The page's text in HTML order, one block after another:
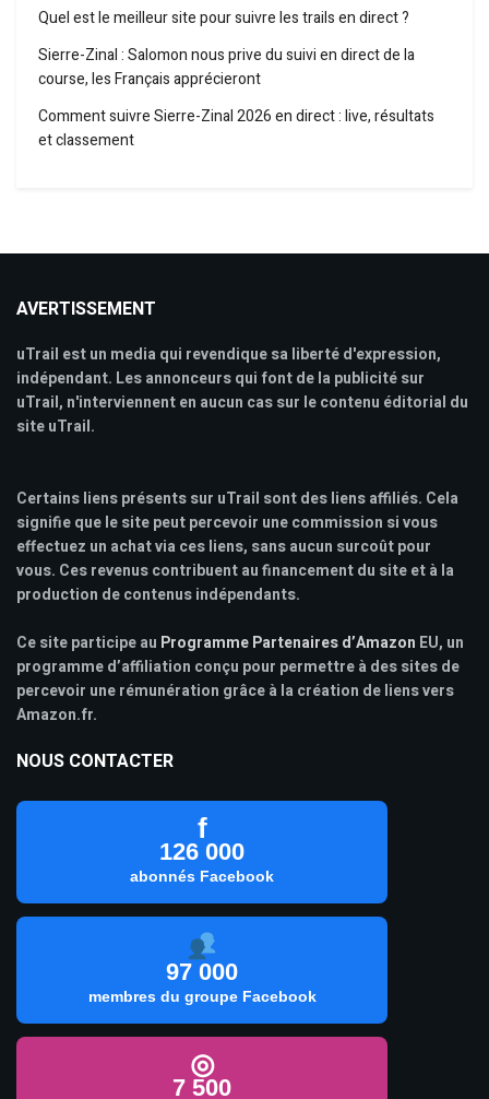
Quel est le meilleur site pour suivre les trails en direct ?
Sierre-Zinal : Salomon nous prive du suivi en direct de la
course, les Français apprécieront
Comment suivre Sierre-Zinal 2026 en direct : live, résultats
et classement
AVERTISSEMENT
uTrail est un media qui revendique sa liberté d'expression,
indépendant. Les annonceurs qui font de la publicité sur
uTrail, n'interviennent en aucun cas sur le contenu éditorial du
site uTrail.
Certains liens présents sur uTrail sont des liens affiliés. Cela
signifie que le site peut percevoir une commission si vous
effectuez un achat via ces liens, sans aucun surcoût pour
vous. Ces revenus contribuent au financement du site et à la
production de contenus indépendants.
Ce site participe au Programme Partenaires d’Amazon EU, un
programme d’affiliation conçu pour permettre à des sites de
percevoir une rémunération grâce à la création de liens vers
Amazon.fr.
NOUS CONTACTER
f
126 000
abonnés Facebook
97 000
membres du groupe Facebook
◎
7 500